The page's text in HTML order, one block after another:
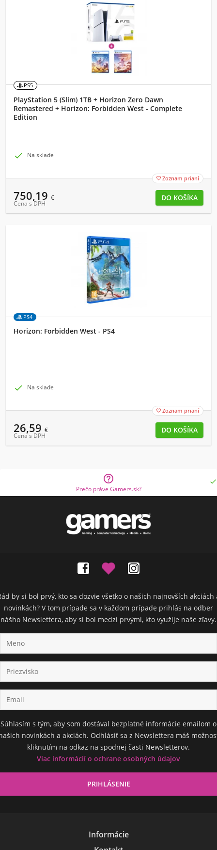
PS5
PlayStation 5 (Slim) 1TB + Horizon Zero Dawn
Remastered + Horizon: Forbidden West - Complete
Edition
 Na sklade
 Zoznam prianí
750,19 €
Cena s DPH
PS4
Horizon: Forbidden West - PS4
 Na sklade
 Zoznam prianí
26,59 €
Cena s DPH

Prečo práve Gamers.sk?

by si bol prvý, kto sa dozvie všetko o našich najnovších akciách
novinkách? V tom prípade sa v každom prípade prihlás na odber
nášho Newslettera, aby si bol medzi prvými, kto využije naše zľavy.
Súhlasím s tým, aby som dostával bezplatné informácie emailom o
novinkách a akciách. Odhlásiť sa z Newslettera máš
kliknutím na odkaz na spodnej časti Newsletterov.
Viac informácií o ochrane osobných údajov
Informácie